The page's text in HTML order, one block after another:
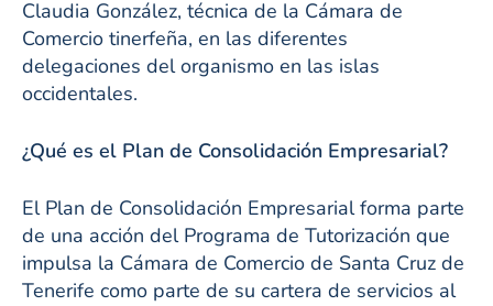
Claudia González, técnica de la Cámara de
Comercio tinerfeña, en las diferentes
delegaciones del organismo en las islas
occidentales.
¿Qué es el Plan de Consolidación Empresarial?
El Plan de Consolidación Empresarial forma parte
de una acción del Programa de Tutorización que
impulsa la Cámara de Comercio de Santa Cruz de
Tenerife como parte de su cartera de servicios al